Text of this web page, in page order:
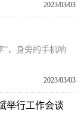
2023/03/03
”，身旁的手机响
2023/03/03
举行工作会谈